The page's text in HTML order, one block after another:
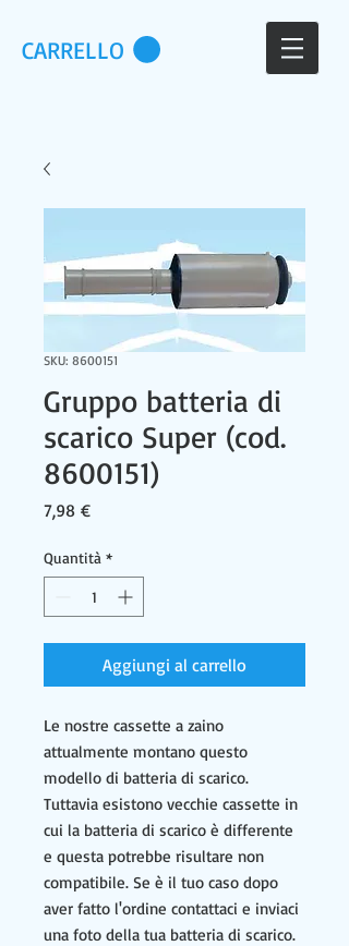
CARRELLO
SKU: 8600151
Gruppo batteria di
scarico Super (cod.
8600151)
7,98 €Prezzo
Quantità *
Aggiungi al carrello
Le nostre cassette a zaino
attualmente montano questo
modello di batteria di scarico.
Tuttavia esistono vecchie cassette in
cui la batteria di scarico è differente
e questa potrebbe risultare non
compatibile. Se è il tuo caso dopo
aver fatto l'ordine contattaci e inviaci
una foto della tua batteria di scarico.